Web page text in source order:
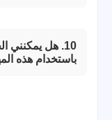
10. هل
باستخدام هذه